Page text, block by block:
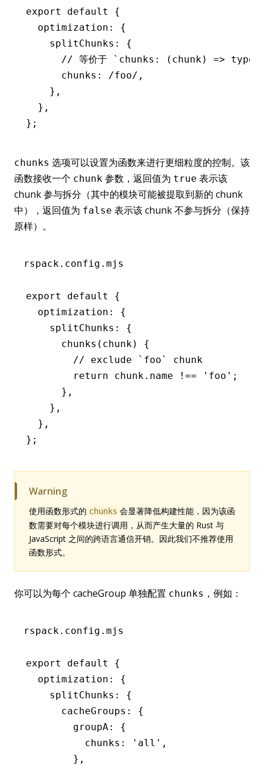
export default
{
  optimization
:
{
    splitChunks
:
{
// 等价于 `chunks: (chunk) =>
      chunks
: /foo/ ,
    }
,
  }
,
};
chunks 选项可以设置为函数来进行更细粒度的控制。该
函数接收一个 chunk 参数，返回值为 true 表示该
chunk 参与拆分（其中的模块可能被提取到新的 chunk
中），返回值为 false 表示该 chunk 不参与拆分（保持
原样）。
rspack.config.mjs
export default
{
  optimization
:
{
    splitChunks
:
{
      chunks
(chunk) {
        // exclude `foo` chunk
        return
chunk .name !== 'foo' ;
      }
,
    }
,
  }
,
};
Warning
使用函数形式的 chunks 会显著降低构建性能，因为该函
数需要对每个模块进行调用，从而产生大量的 Rust 与
JavaScript 之间的跨语言通信开销。因此我们不推荐使用
函数形式。
你可以为每个 cacheGroup 单独配置 chunks ，例如：
rspack.config.mjs
export default
{
  optimization
:
{
    splitChunks
:
{
      cacheGroups
:
{
        groupA
:
{
          chunks
: 'all' ,
        }
,